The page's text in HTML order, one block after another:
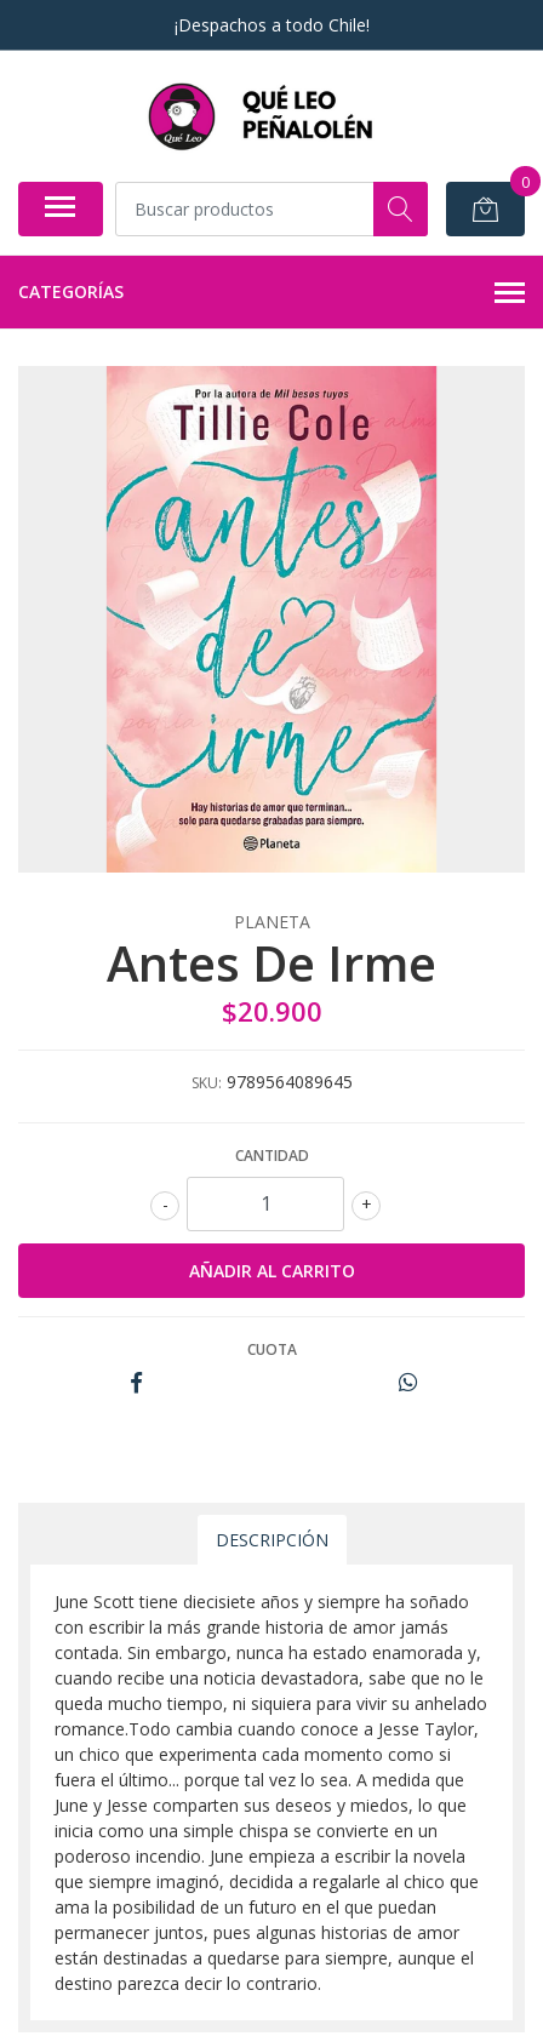
¡Despachos a todo Chile!
0
CATEGORÍAS
PLANETA
Antes De Irme
$20.900
SKU: 9789564089645
CANTIDAD
+
-
CUOTA
DESCRIPCIÓN
June Scott tiene diecisiete años y siempre ha soñado
con escribir la más grande historia de amor jamás
contada. Sin embargo, nunca ha estado enamorada y,
cuando recibe una noticia devastadora, sabe que no le
queda mucho tiempo, ni siquiera para vivir su anhelado
romance.Todo cambia cuando conoce a Jesse Taylor,
un chico que experimenta cada momento como si
fuera el último... porque tal vez lo sea. A medida que
June y Jesse comparten sus deseos y miedos, lo que
inicia como una simple chispa se convierte en un
poderoso incendio. June empieza a escribir la novela
que siempre imaginó, decidida a regalarle al chico que
ama la posibilidad de un futuro en el que puedan
permanecer juntos, pues algunas historias de amor
están destinadas a quedarse para siempre, aunque el
destino parezca decir lo contrario.